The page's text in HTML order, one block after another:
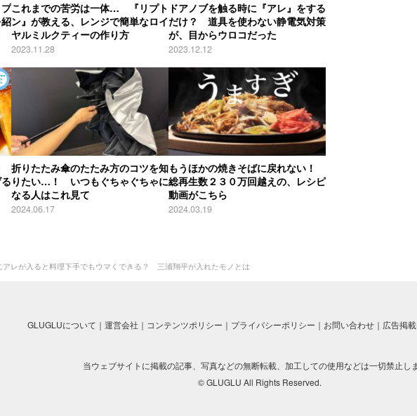
これまでの苦労は一体… 『リプト
ン』が教える、レンジで簡単なロイ
ヤルミルクティーの作り方
2023.11.28
ドアノブを触る時に『アレ』をする
だけ？ 道具を使わない静電気対策
が、目からウロコだった
2023.12.12
折りたたみ傘のたたみ方のコツを知
りたい…！ いつもぐちゃぐちゃに
なる人はこれ見て
2024.06.17
もうほかの焼きそばに戻れない！
総再生数２３０万回越えの、レシピ
動画がこちら
2024.03.19
アレが入ると料理下手でもウマくできる？ 三浦翔平が入れたモノとは
GLUGLUについて 運営会社 コンテンツポリシー プライバシーポリシー お問い合わせ 広告掲
当ウェブサイトに掲載の記事、写真などの無断転載、加工しての使用などは一切禁止しま
© GLUGLU All Rights Reserved.